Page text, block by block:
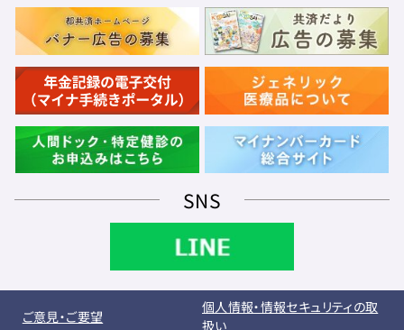
SNS
ご意見・ご要望
個人情報・情報セキュリティの取
扱い